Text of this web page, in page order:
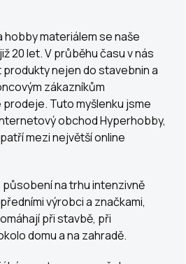
hobby materiálem se naše
20 let. V průběhu času v nás
produkty nejen do stavebnin a
zákazníkům
Tuto myšlenku jsme
obchod Hyperhobby,
mezi největší online
na trhu intenzivně
výrobci a značkami,
při stavbě, při
domu a na zahradě.